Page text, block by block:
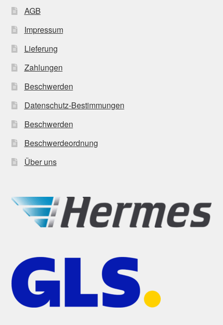
AGB
Impressum
Lieferung
Zahlungen
Beschwerden
Datenschutz-Bestimmungen
Beschwerden
Beschwerdeordnung
Über uns